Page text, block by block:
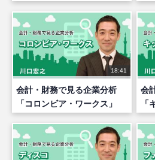
ル
18:41
会計・財務で見る企業分析
「コロンビア・ワークス」
会
「